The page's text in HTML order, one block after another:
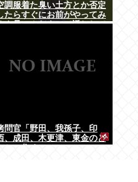
調服着た臭い土方とか否定
たらすぐにお前がやってみ
よ暑いんだよって返しして
問官「野田、我孫子、印
、成田、木更津、東金のど